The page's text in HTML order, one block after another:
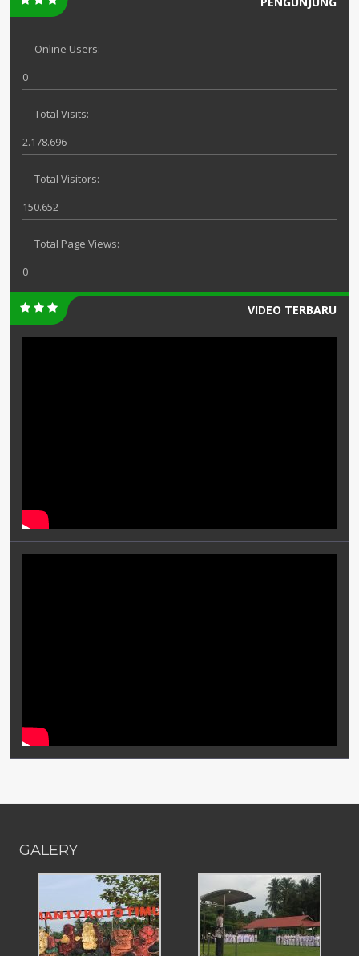
Online Users:
0
Total Visits:
2.178.696
Total Visitors:
150.652
Total Page Views:
0
VIDEO TERBARU
GALERY